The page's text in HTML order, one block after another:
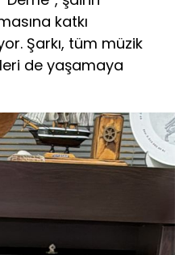
katkı
Şarkı, tüm müzik
de yaşamaya